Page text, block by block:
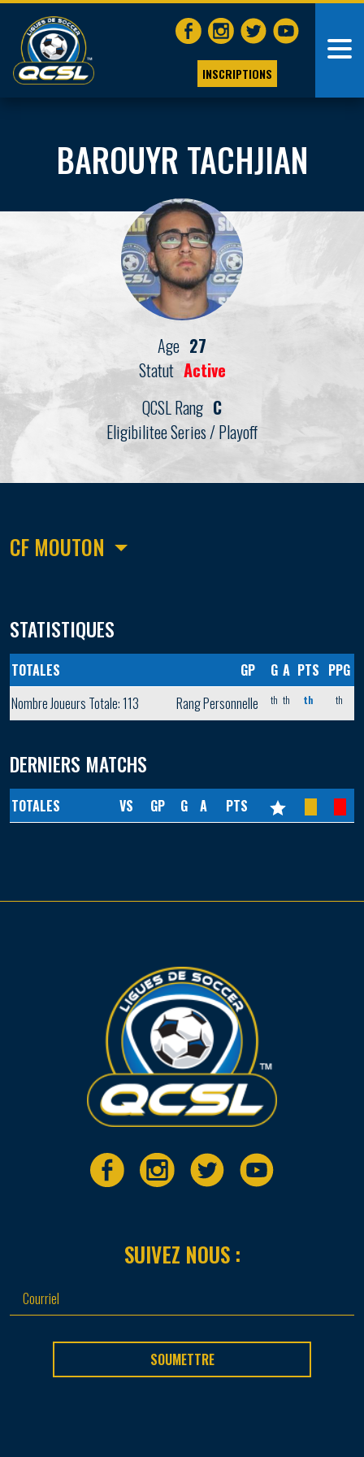
INSCRIPTIONS
BAROUYR TACHJIAN
Age 27
Statut Active
QCSL Rang C
Eligibilitee Series / Playoff
CF MOUTON
STATISTIQUES
TOTALES GP G A PTS PPG
Nombre Joueurs Totale: 113
Rang Personnelle th th th th
DERNIERS MATCHS
TOTALES VS GP G A PTS
SUIVEZ NOUS :
SOUMETTRE